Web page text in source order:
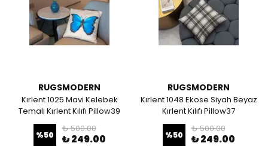
RUGSMODERN
Kırlent 1025 Mavi Kelebek
Temalı Kırlent Kılıfı Pillow39
%50
₺ 500.00
₺ 249.00
RUGSMODERN
Kırlent 1048 Ekose Siyah Beyaz
Kırlent Kılıfı Pillow37
%50
₺ 500.00
₺ 249.00